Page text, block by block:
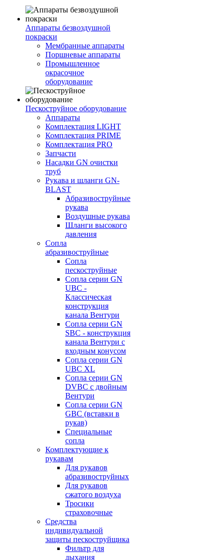
Аппараты безвоздушной
покраски
Мембранные аппараты
Поршневые аппараты
Промышленное
окрасочное
оборудование
Пескоструйное оборудование
Аппараты
Комплектация LIGHT
Комплектация PRIME
Комплектация PRO
Запчасти
Насадки GN очистки
труб
Рукава и шланги GN-
BLAST
Абразивоструйные
рукава
Воздушные рукава
Шланги высокого
давления
Сопла
абразивоструйные
Сопла
пескоструйные
Сопла серии GN
UBC -
Классическая
конструкция
канала Вентури
Сопла серии GN
SBC - конструкция
канала Вентури c
входным конусом
Сопла серии GN
UBC XL
Сопла серии GN
DVBC с двойным
Вентури
Сопла серии GN
GBC (вставки в
рукав)
Специальные
сопла
Комплектующие к
рукавам
Для рукавов
абразивоструйных
Для рукавов
сжатого воздуха
Тросики
страховочные
Средства
индивидуальной
защиты пескоструйщика
Фильтр для
дыхания